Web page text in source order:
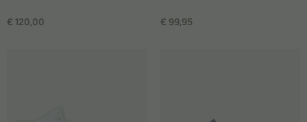
€ 120,00 € 99,95